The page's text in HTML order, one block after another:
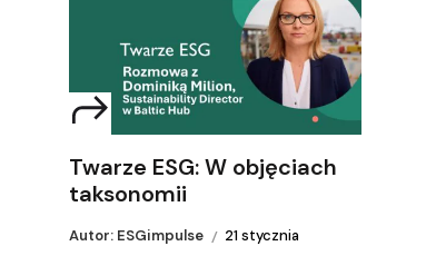
Twarze ESG: W objęciach
taksonomii
Autor: ESGimpulse 21 stycznia